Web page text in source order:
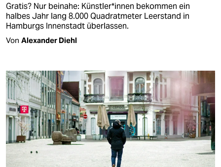
Gratis? Nur beinahe: Künst­le­r*in­nen bekommen ein
halbes Jahr lang 8.000 Quadratmeter Leerstand in
Hamburgs Innenstadt überlassen.
Von Alexander Diehl